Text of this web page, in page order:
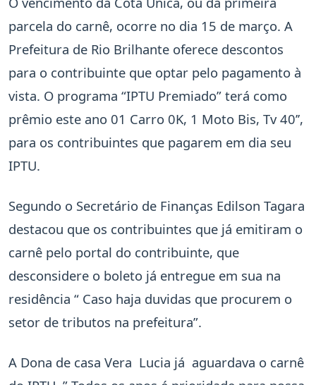
parcela do carnê, ocorre no dia 15 de março. A
Prefeitura de Rio Brilhante oferece descontos
para o contribuinte que optar pelo pagamento à
vista. O programa “IPTU Premiado” terá como
prêmio este ano 01 Carro 0K, 1 Moto Bis, Tv 40’’,
para os contribuintes que pagarem em dia seu
IPTU.
Segundo o Secretário de Finanças Edilson Tagara
destacou que os contribuintes que já emitiram o
carnê pelo portal do contribuinte, que
desconsidere o boleto já entregue em sua na
residência “ Caso haja duvidas que procurem o
setor de tributos na prefeitura”.
A Dona de casa Vera Lucia já aguardava o carnê